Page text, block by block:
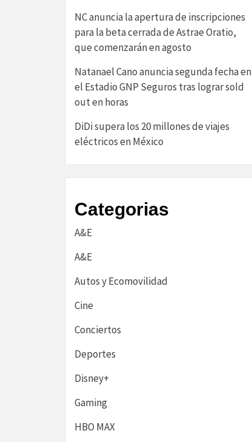
NC anuncia la apertura de inscripciones
para la beta cerrada de Astrae Oratio,
que comenzarán en agosto
Natanael Cano anuncia segunda fecha en
el Estadio GNP Seguros tras lograr sold
out en horas
DiDi supera los 20 millones de viajes
eléctricos en México
Categorias
A&E
A&E
Autos y Ecomovilidad
Cine
Conciertos
Deportes
Disney+
Gaming
HBO MAX